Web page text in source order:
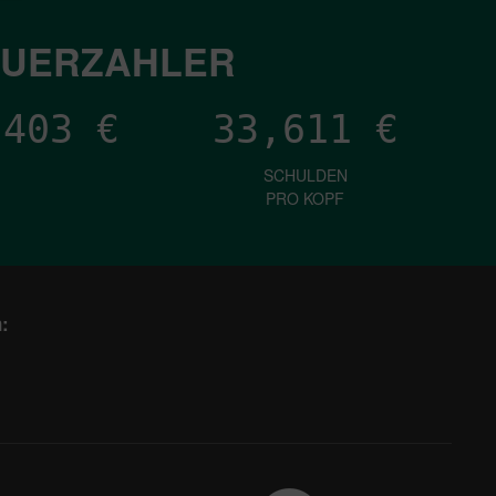
€ 33,611 €
SCHULDEN
PRO KOPF